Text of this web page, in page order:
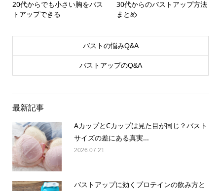
20代からでも小さい胸をバス
トアップできる
30代からのバストアップ方法
まとめ
バストの悩みQ&A
バストアップのQ&A
最新記事
AカップとCカップは見た目が同じ？バスト
サイズの差にある真実...
2026.07.21
バストアップに効くプロテインの飲み方と